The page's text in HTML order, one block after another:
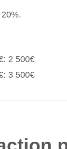
2 500€
3 500€